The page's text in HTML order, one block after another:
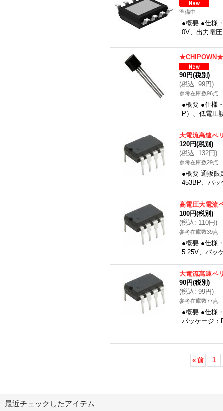
準備中
●概要 ●仕様
0V、出力電
90円(税別)
(税込: 99円)
参考在庫数96点
●概要 ●仕様
P）、低電圧
大電流高速ペ
120円(税別)
(税込: 132円)
参考在庫数29点
●概要 通販限
453BP、パ
高電圧大電流
100円(税別)
(税込: 110円)
参考在庫数39点
●概要 ●仕様
5.25V、パッ
大電流高速ペ
90円(税別)
(税込: 99円)
参考在庫数77点
●概要 ●仕様
パッケージ：
« 前 1
最近チェックしたアイテム